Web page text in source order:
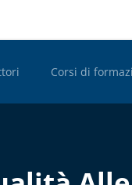
Corsi di